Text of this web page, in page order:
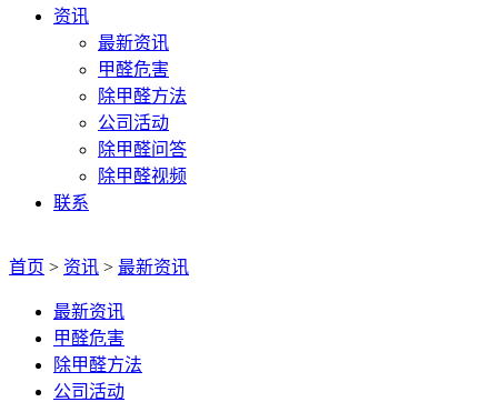
资讯
最新资讯
甲醛危害
除甲醛方法
公司活动
除甲醛问答
除甲醛视频
联系
首页 > 资讯 > 最新资讯
最新资讯
甲醛危害
除甲醛方法
公司活动